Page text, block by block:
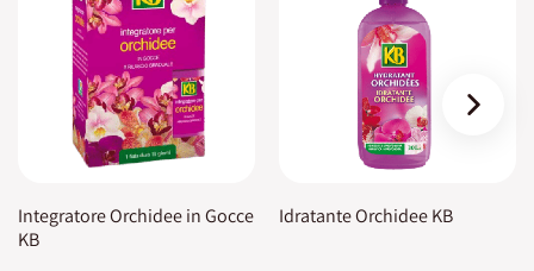
Integratore Orchidee in Gocce
KB
Idratante Orchidee KB
›